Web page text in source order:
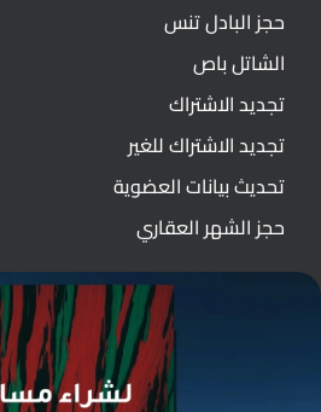
حجز البادل تنس
الشاتل باص
تجديد الاشتراك
تجديد الاشتراك للغير
تحديث بيانات العضوية
حجز الشهر العقاري